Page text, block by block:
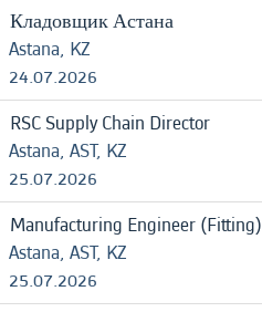
Кладовщик Астана
Astana, KZ
24.07.2026
RSC Supply Chain Director
Astana, AST, KZ
25.07.2026
Manufacturing Engineer (Fitting)
Astana, AST, KZ
25.07.2026